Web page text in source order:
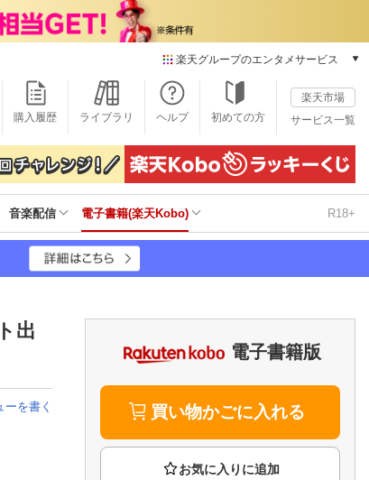
楽天グループのエンタメサービス
本/ゲーム/CD/DVD
楽天ブックス
電子書籍
楽天Kobo
雑誌読み放題
楽天ミュージック
楽天TV
Rakuten PLAY
無料テレビ
Rチャンネル
チケット
楽天チケット
推し楽
購入履歴 ライブラリ ヘルプ 初めての方
楽天市場
サービス一覧
音楽配信 電子書籍(楽天Kobo) R18+
出
ーを書く
電子書籍版
買い物かごに入れる